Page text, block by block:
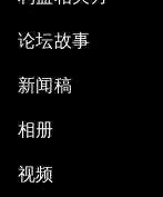
论坛故事
新闻稿
相册
视频